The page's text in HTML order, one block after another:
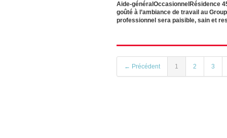
Aide-généralOccasionnelRésidence
goûté à l’ambiance de travail au
professionnel sera paisible, sain et
← Précédent 1 2 3